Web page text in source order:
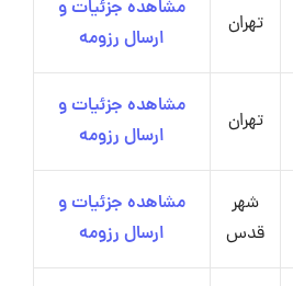
تهران
مشاهده جزئیات و
ارسال رزومه
تهران
مشاهده جزئیات و
ارسال رزومه
شهر
قدس
مشاهده جزئیات و
ارسال رزومه